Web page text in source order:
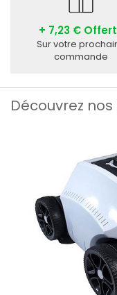
+ 7,23 €
Sur votre
commande
Découvrez